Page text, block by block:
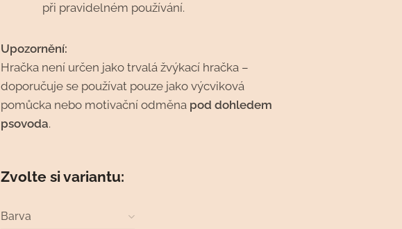
při pravidelném používání.
Upozornění:
Hračka není určen jako trvalá žvýkací hračka –
doporučuje se používat pouze jako výcviková
pomůcka nebo motivační odměna pod dohledem
psovoda.
Zvolte si variantu:
Barva